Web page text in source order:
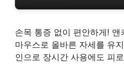
손목 통증 없이 편안하게!
마우스로 올바른 자세를 유
인으로 장시간 사용에도 피